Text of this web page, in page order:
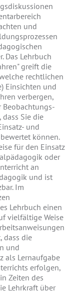
und
Das Lehrbuch
greift die
rechtlichen
Einsichten und
verbergen,
Beobachtungs-
Sie die
und
können.
für den Einsatz
oder
an
und ist
Im
Lehrbuch einen
vielfältige Weise
dass die
und
als Lernaufgabe
erfolgen,
Zeiten des
Lehrkraft über